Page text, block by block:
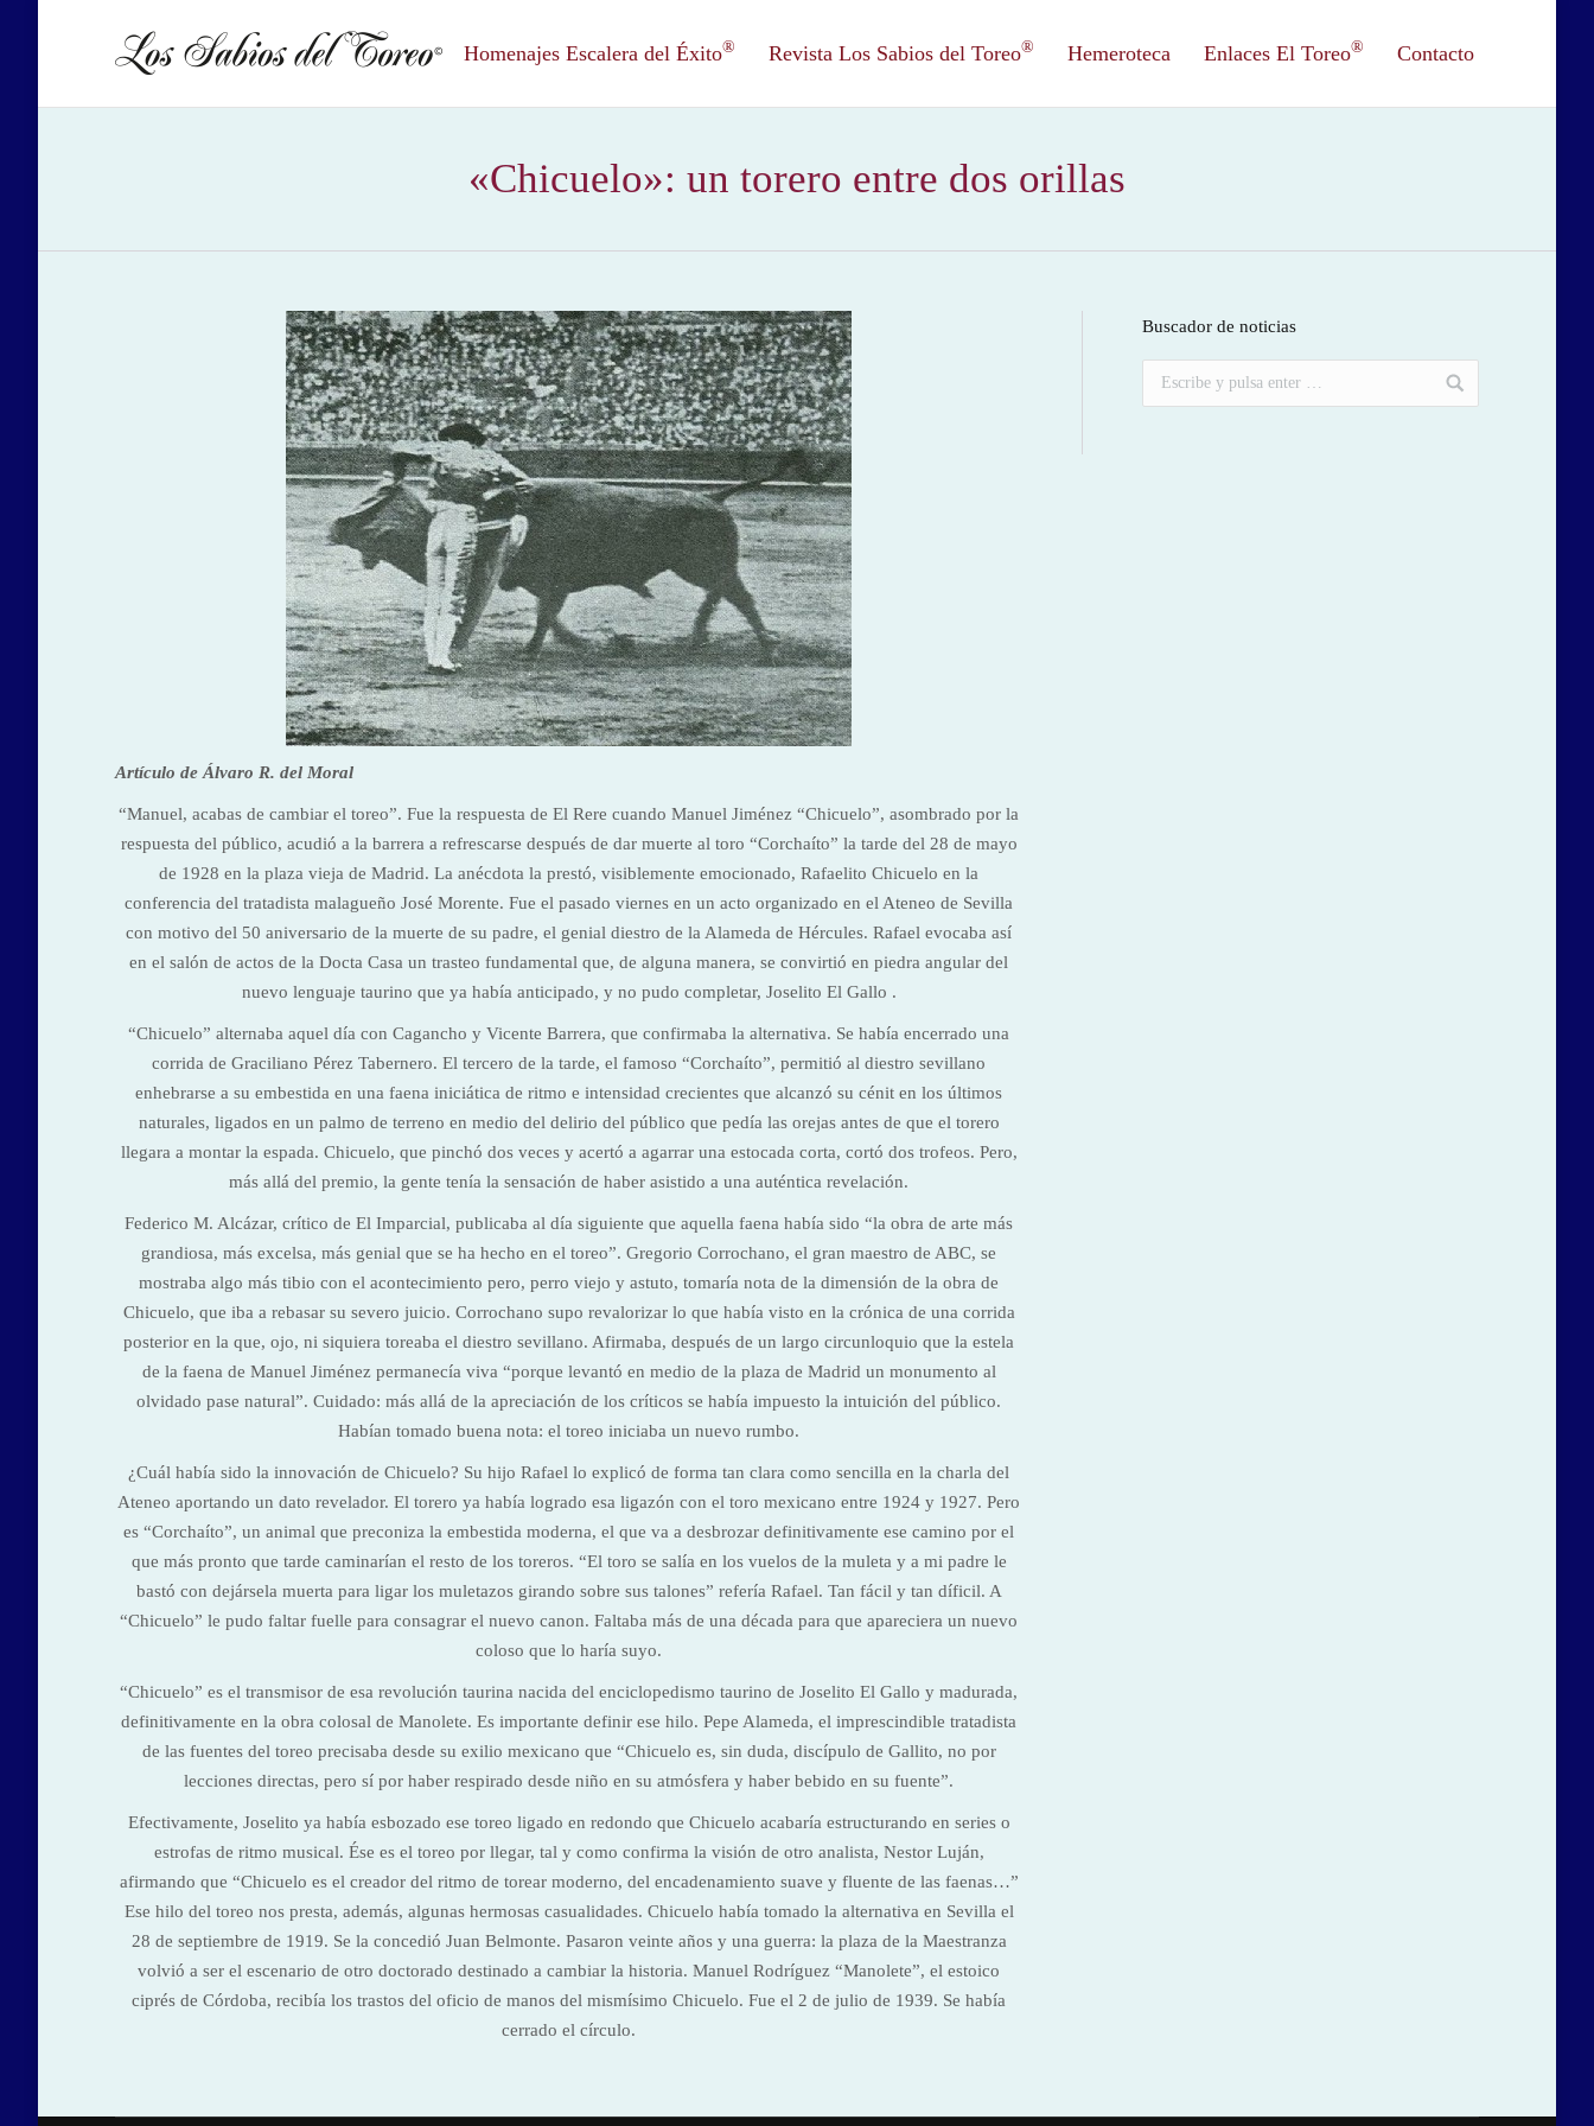
Homenajes Escalera del Éxito® Revista Los Sabios del Toreo® Hemeroteca Enlaces El Toreo® Contacto
«Chicuelo»: un torero entre dos orillas
Artículo de Álvaro R. del Moral
“Manuel, acabas de cambiar el toreo”. Fue la respuesta de El Rere cuando Manuel Jiménez “Chicuelo”, asombrado por la
respuesta del público, acudió a la barrera a refrescarse después de dar muerte al toro “Corchaíto” la tarde del 28 de mayo
de 1928 en la plaza vieja de Madrid. La anécdota la prestó, visiblemente emocionado, Rafaelito Chicuelo en la
conferencia del tratadista malagueño José Morente. Fue el pasado viernes en un acto organizado en el Ateneo de Sevilla
con motivo del 50 aniversario de la muerte de su padre, el genial diestro de la Alameda de Hércules. Rafael evocaba así
en el salón de actos de la Docta Casa un trasteo fundamental que, de alguna manera, se convirtió en piedra angular del
nuevo lenguaje taurino que ya había anticipado, y no pudo completar, Joselito El Gallo .
“Chicuelo” alternaba aquel día con Cagancho y Vicente Barrera, que confirmaba la alternativa. Se había encerrado una
corrida de Graciliano Pérez Tabernero. El tercero de la tarde, el famoso “Corchaíto”, permitió al diestro sevillano
enhebrarse a su embestida en una faena iniciática de ritmo e intensidad crecientes que alcanzó su cénit en los últimos
naturales, ligados en un palmo de terreno en medio del delirio del público que pedía las orejas antes de que el torero
llegara a montar la espada. Chicuelo, que pinchó dos veces y acertó a agarrar una estocada corta, cortó dos trofeos. Pero,
más allá del premio, la gente tenía la sensación de haber asistido a una auténtica revelación.
Federico M. Alcázar, crítico de El Imparcial, publicaba al día siguiente que aquella faena había sido “la obra de arte más
grandiosa, más excelsa, más genial que se ha hecho en el toreo”. Gregorio Corrochano, el gran maestro de ABC, se
mostraba algo más tibio con el acontecimiento pero, perro viejo y astuto, tomaría nota de la dimensión de la obra de
Chicuelo, que iba a rebasar su severo juicio. Corrochano supo revalorizar lo que había visto en la crónica de una corrida
posterior en la que, ojo, ni siquiera toreaba el diestro sevillano. Afirmaba, después de un largo circunloquio que la estela
de la faena de Manuel Jiménez permanecía viva “porque levantó en medio de la plaza de Madrid un monumento al
olvidado pase natural”. Cuidado: más allá de la apreciación de los críticos se había impuesto la intuición del público.
Habían tomado buena nota: el toreo iniciaba un nuevo rumbo.
¿Cuál había sido la innovación de Chicuelo? Su hijo Rafael lo explicó de forma tan clara como sencilla en la charla del
Ateneo aportando un dato revelador. El torero ya había logrado esa ligazón con el toro mexicano entre 1924 y 1927. Pero
es “Corchaíto”, un animal que preconiza la embestida moderna, el que va a desbrozar definitivamente ese camino por el
que más pronto que tarde caminarían el resto de los toreros. “El toro se salía en los vuelos de la muleta y a mi padre le
bastó con dejársela muerta para ligar los muletazos girando sobre sus talones” refería Rafael. Tan fácil y tan díficil. A
“Chicuelo” le pudo faltar fuelle para consagrar el nuevo canon. Faltaba más de una década para que apareciera un nuevo
coloso que lo haría suyo.
“Chicuelo” es el transmisor de esa revolución taurina nacida del enciclopedismo taurino de Joselito El Gallo y madurada,
definitivamente en la obra colosal de Manolete. Es importante definir ese hilo. Pepe Alameda, el imprescindible tratadista
de las fuentes del toreo precisaba desde su exilio mexicano que “Chicuelo es, sin duda, discípulo de Gallito, no por
lecciones directas, pero sí por haber respirado desde niño en su atmósfera y haber bebido en su fuente”.
Efectivamente, Joselito ya había esbozado ese toreo ligado en redondo que Chicuelo acabaría estructurando en series o
estrofas de ritmo musical. Ése es el toreo por llegar, tal y como confirma la visión de otro analista, Nestor Luján,
afirmando que “Chicuelo es el creador del ritmo de torear moderno, del encadenamiento suave y fluente de las faenas…”
Ese hilo del toreo nos presta, además, algunas hermosas casualidades. Chicuelo había tomado la alternativa en Sevilla el
28 de septiembre de 1919. Se la concedió Juan Belmonte. Pasaron veinte años y una guerra: la plaza de la Maestranza
volvió a ser el escenario de otro doctorado destinado a cambiar la historia. Manuel Rodríguez “Manolete”, el estoico
ciprés de Córdoba, recibía los trastos del oficio de manos del mismísimo Chicuelo. Fue el 2 de julio de 1939. Se había
cerrado el círculo.
Buscador de noticias